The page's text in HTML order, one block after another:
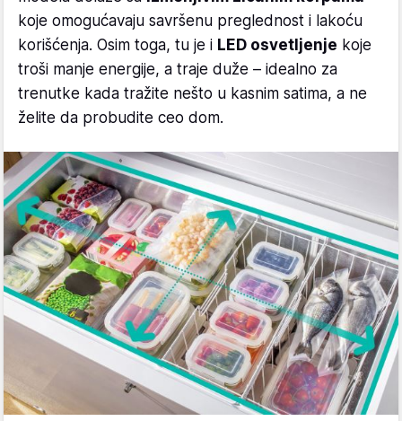
koje omogućavaju savršenu preglednost i lakoću
korišćenja. Osim toga, tu je i LED osvetljenje koje
troši manje energije, a traje duže – idealno za
trenutke kada tražite nešto u kasnim satima, a ne
želite da probudite ceo dom.